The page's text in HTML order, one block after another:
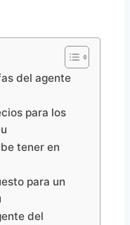
del agente
para los
tener en
para un
del